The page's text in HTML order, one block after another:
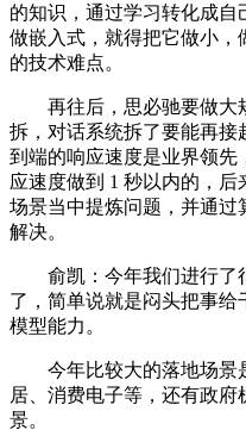
的知识，通过学习转化成
做嵌入式，就得把它做小，
的技术难点。
再往后，思必驰要做大
拆，对话系统拆了要能再
到端的响应速度是业界领先
应速度做到 1 秒以内的，
场景当中提炼问题，并通
解决。
俞凯：今年我们进行了
了，简单说就是闷头把事
模型能力。
今年比较大的落地场景
居、消费电子等，还有政
景。